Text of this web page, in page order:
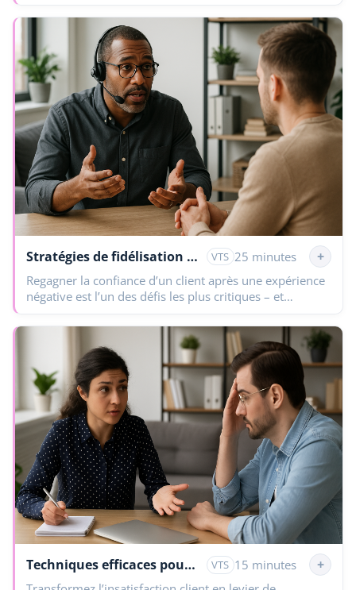
comment capitaliser sur…
Stratégies de fidélisation des clients en période post-crise VTS 25 minutes +
Regagner la confiance d’un client après une expérience
négative est l’un des défis les plus critiques – et
Techniques efficaces pour reconquérir vos clients perdus VTS 15 minutes +